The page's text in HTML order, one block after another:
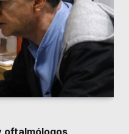
oftalmólogos